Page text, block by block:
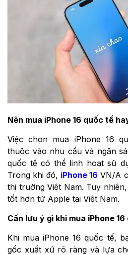
Nên mua iPhone 16 quốc tế
Việc chọn mua iPhone 16
thuộc vào nhu cầu và ngân
quốc tế có thể linh hoạt sử
Trong khi đó, iPhone 16 VN/A
thị trường Việt Nam. Tuy
tốt hơn từ Apple tại Việt Nam.
Cần lưu ý gì khi mua iPhone
Khi mua iPhone 16 quốc tế,
gốc xuất xứ rõ ràng và lựa